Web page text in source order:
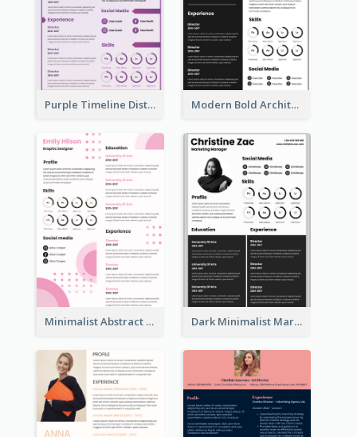
Purple Timeline Distinguished Resume Modern Bold Architect Resume
Minimalist Abstract Pink Resume Dark Minimalist Marketing Manager Resume